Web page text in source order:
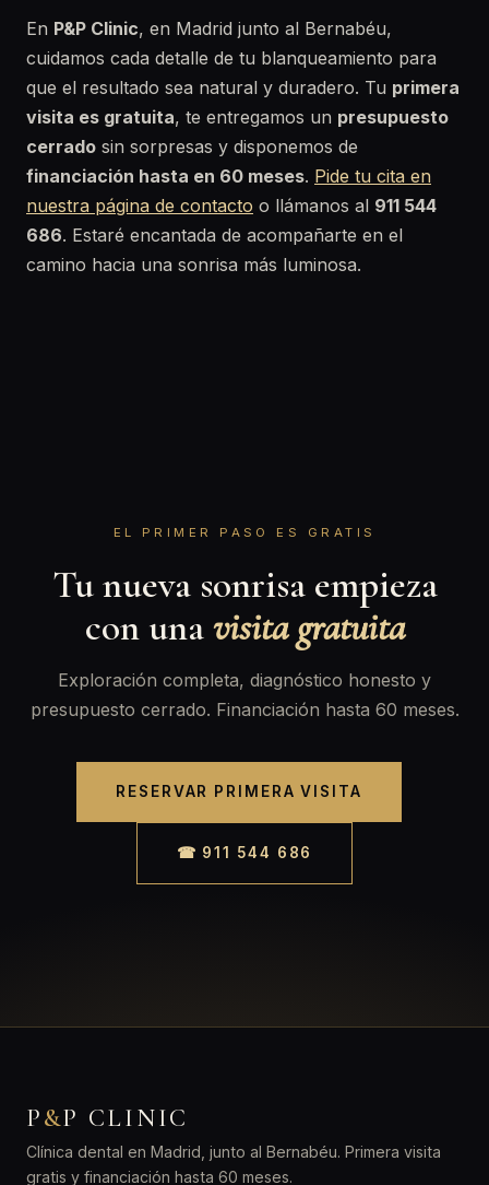
En P&P Clinic, en Madrid junto al Bernabéu,
cuidamos cada detalle de tu blanqueamiento para
que el resultado sea natural y duradero. Tu primera
visita es gratuita, te entregamos un presupuesto
cerrado sin sorpresas y disponemos de
financiación hasta en 60 meses. Pide tu cita en
nuestra página de contacto o llámanos al 911 544
686. Estaré encantada de acompañarte en el
camino hacia una sonrisa más luminosa.
EL PRIMER PASO ES GRATIS
Tu nueva sonrisa empieza
con unavisita gratuita
Exploración completa, diagnóstico honesto y
presupuesto cerrado. Financiación hasta 60 meses.
RESERVAR PRIMERA VISITA
☎ 911 544 686
P&P CLINIC
Clínica dental en Madrid, junto al Bernabéu. Primera visita
gratis y financiación hasta 60 meses.